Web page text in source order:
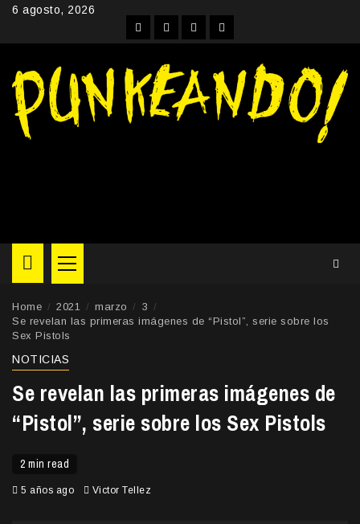
Skip6 agosto, 2026
FacebookInstagram
YouTubeTwitter
Primary
Menu
Home 2021 marzo
3
Se revelan las primeras imágenes de “Pistol”, serie sobre los
Sex Pistols
NOTICIAS
Se revelan las primeras imágenes de
“Pistol”, serie sobre los Sex Pistols
2 min read
5 años ago Victor Tellez